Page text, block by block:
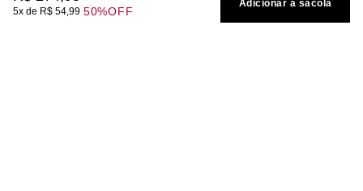
5 R$ 54,99 50%OFF
Adicionar à sacola